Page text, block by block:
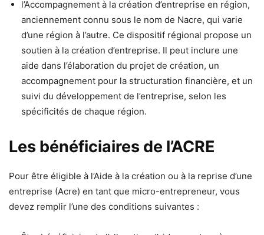
l’Accompagnement à la création d’entreprise en région,
anciennement connu sous le nom de Nacre, qui varie
d’une région à l’autre. Ce dispositif régional propose un
soutien à la création d’entreprise. Il peut inclure une
aide dans l’élaboration du projet de création, un
accompagnement pour la structuration financière, et un
suivi du développement de l’entreprise, selon les
spécificités de chaque région.
Les bénéficiaires de l’ACRE
Pour être éligible à l’Aide à la création ou à la reprise d’une
entreprise (Acre) en tant que micro-entrepreneur, vous
devez remplir l’une des conditions suivantes :